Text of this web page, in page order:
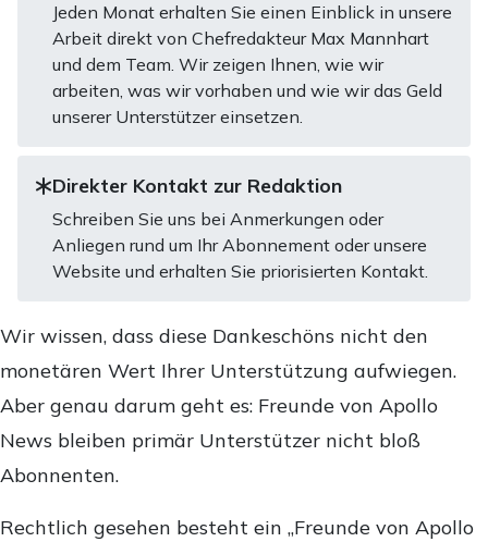
Jeden Monat erhalten Sie einen Einblick in unsere
Arbeit direkt von Chefredakteur Max Mannhart
und dem Team. Wir zeigen Ihnen, wie wir
arbeiten, was wir vorhaben und wie wir das Geld
unserer Unterstützer einsetzen.
Direkter Kontakt zur Redaktion
Schreiben Sie uns bei Anmerkungen oder
Anliegen rund um Ihr Abonnement oder unsere
Website und erhalten Sie priorisierten Kontakt.
Wir wissen, dass diese Dankeschöns nicht den
monetären Wert Ihrer Unterstützung aufwiegen.
Aber genau darum geht es: Freunde von Apollo
News bleiben primär Unterstützer nicht bloß
Abonnenten.
Rechtlich gesehen besteht ein „Freunde von Apollo